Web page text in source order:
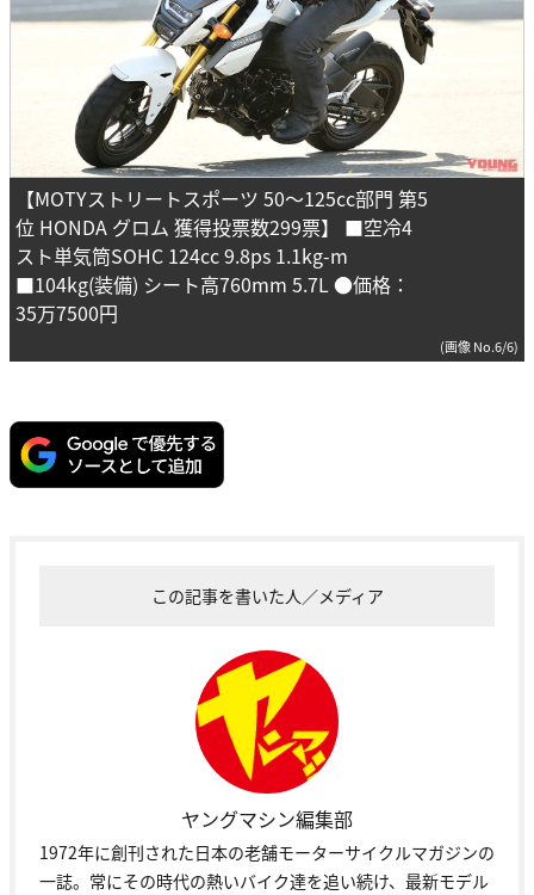
【MOTYストリートスポーツ 50～125cc部門 第5
位 HONDA グロム 獲得投票数299票】 ■空冷4
スト単気筒SOHC 124cc 9.8ps 1.1kg-m
■104kg(装備) シート高760mm 5.7L ●価格：
35万7500円
(画像 No.6/6)
この記事を書いた人／メディア
ヤングマシン編集部
1972年に創刊された日本の老舗モーターサイクルマガジンの
一誌。常にその時代の熱いバイク達を追い続け、最新モデル